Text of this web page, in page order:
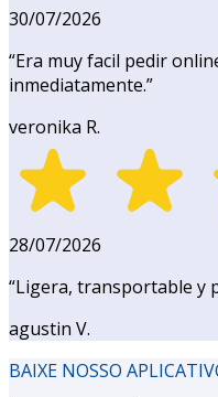
30/07/2026
“Era muy facil pedir
inmediatamente.”
veronika R.
28/07/2026
“Ligera, transportable y
agustin V.
BAIXE NOSSO